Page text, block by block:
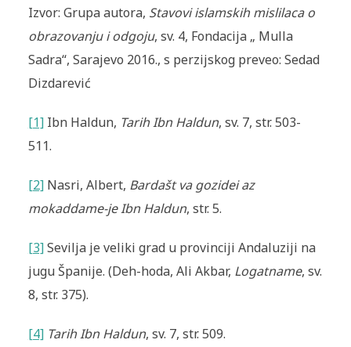
Izvor: Grupa autora, Stavovi islamskih mislilaca o
obrazovanju i odgoju, sv. 4, Fondacija „ Mulla
Sadra“, Sarajevo 2016., s perzijskog preveo: Sedad
Dizdarević
[1]Ibn Haldun, Tarih Ibn Haldun, sv. 7, str. 503-
511.
[2]Nasri, Albert, Bardašt va gozidei az
mokaddame-je Ibn Haldun, str. 5.
[3]Sevilja je veliki grad u provinciji Andaluziji na
jugu Španije. (Deh-hoda, Ali Akbar, Logatname, sv.
8, str. 375).
[4] Tarih Ibn Haldun, sv. 7, str. 509.